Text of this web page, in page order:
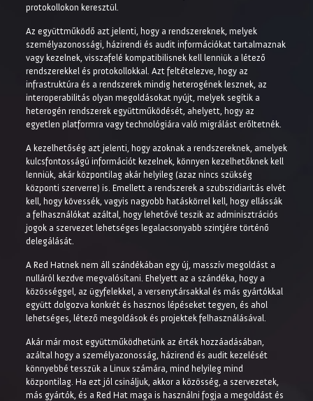
protokollokon keresztül.
Az együttműködő azt jelenti, hogy a rendszereknek, melyek
személyazonossági, házirendi és audit információkat tartalmaznak
vagy kezelnek, visszafelé kompatibilisnek kell lenniük a létező
rendszerekkel és protokollokkal. Azt feltételezve, hogy az
infrastruktúra és a rendszerek mindig heterogének lesznek, az
interoperabilitás olyan megoldásokat nyújt, melyek segítik a
heterogén rendszerek együttműködését, ahelyett, hogy az
egyetlen platformra vagy technológiára való migrálást erőltetnék.
A kezelhetőség azt jelenti, hogy azoknak a rendszereknek, amelyek
kulcsfontosságú információt kezelnek, könnyen kezelhetőknek kell
lenniük, akár központilag akár helyileg (azaz nincs szükség
központi szerverre) is. Emellett a rendszerek a szubszidiaritás elvét
kell, hogy kövessék, vagyis nagyobb hatáskörrel kell, hogy ellássák
a felhasználókat azáltal, hogy lehetővé teszik az adminisztrációs
jogok a szervezet lehetséges legalacsonyabb szintjére történő
delegálását.
A Red Hatnek nem áll szándékában egy új, masszív megoldást a
nulláról kezdve megvalósítani. Ehelyett az a szándéka, hogy a
közösséggel, az ügyfelekkel, a versenytársakkal és más gyártókkal
együtt dolgozva konkrét és hasznos lépéseket tegyen, és ahol
lehetséges, létező megoldások és projektek felhasználásával.
Akár már most együttműködhetünk az érték hozzáadásában,
azáltal hogy a személyazonosság, házirend és audit kezelését
könnyebbé tesszük a Linux számára, mind helyileg mind
központilag. Ha ezt jól csináljuk, akkor a közösség, a szervezetek,
más gyártók, és a Red Hat maga is használni fogja a megoldást és